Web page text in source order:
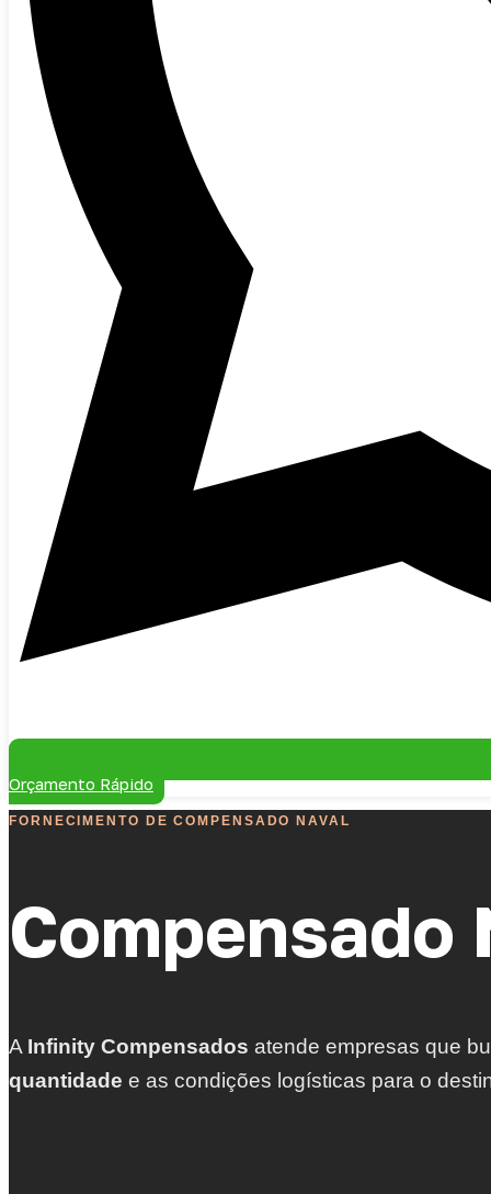
Orçamento Rápido
FORNECIMENTO DE COMPENSADO NAVAL
Compensado
A Infinity Compensados atende empresas que
quantidade e as condições logísticas para o